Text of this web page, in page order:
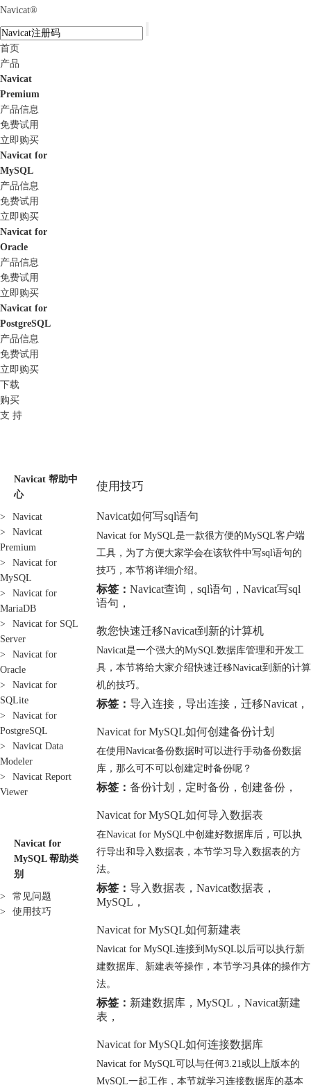
Navicat®
首页
产品
Navicat
Premium
产品信息
免费试用
立即购买
Navicat for
MySQL
产品信息
免费试用
立即购买
Navicat for
Oracle
产品信息
免费试用
立即购买
Navicat for
PostgreSQL
产品信息
免费试用
立即购买
下载
购买
支 持
Navicat 帮助中
心
>
Navicat
>
Navicat
Premium
>
Navicat for
MySQL
>
Navicat for
MariaDB
>
Navicat for SQL
Server
>
Navicat for
Oracle
>
Navicat for
SQLite
>
Navicat for
PostgreSQL
>
Navicat Data
Modeler
>
Navicat Report
Viewer
Navicat for
MySQL 帮助类
别
>
常见问题
>
使用技巧
使用技巧
Navicat如何写sql语句
Navicat for MySQL是一款很方便的MySQL客户端
工具，为了方便大家学会在该软件中写sql语句的
技巧，本节将详细介绍。
标签： Navicat查询 ， sql语句 ， Navicat写sql
语句 ，
教您快速迁移Navicat到新的计算机
Navicat是一个强大的MySQL数据库管理和开发工
具，本节将给大家介绍快速迁移Navicat到新的计算
机的技巧。
标签： 导入连接， 导出连接， 迁移Navicat，
Navicat for MySQL如何创建备份计划
在使用Navicat备份数据时可以进行手动备份数据
库，那么可不可以创建定时备份呢？
标签： 备份计划 ， 定时备份， 创建备份，
Navicat for MySQL如何导入数据表
在Navicat for MySQL中创建好数据库后，可以执
行导出和导入数据表，本节学习导入数据表的方
法。
标签： 导入数据表 ， Navicat数据表 ，
MySQL ，
Navicat for MySQL如何新建表
Navicat for MySQL连接到MySQL以后可以执行新
建数据库、新建表等操作，本节学习具体的操作方
法。
标签： 新建数据库， MySQL ， Navicat新建
表 ，
Navicat for MySQL如何连接数据库
Navicat for MySQL可以与任何3.21或以上版本的
MySQL一起工作，本节就学习连接数据库的基本